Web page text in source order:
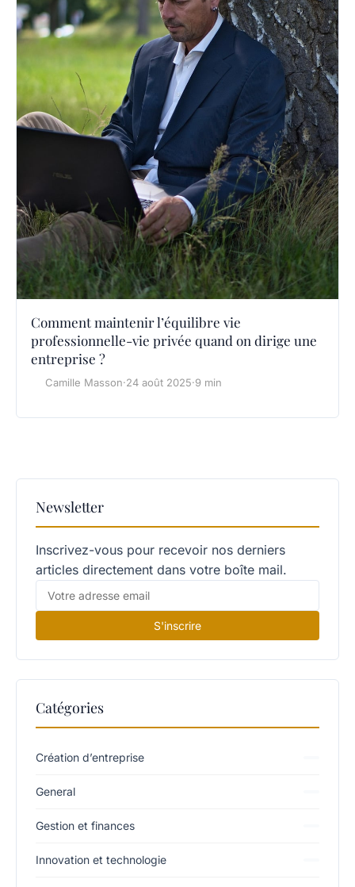
Comment maintenir l’équilibre vie
professionnelle-vie privée quand on dirige une
entreprise ?
Camille Masson·24 août 2025·9 min
Newsletter
Inscrivez-vous pour recevoir nos derniers
articles directement dans votre boîte mail.
S'inscrire
Catégories
Création d’entreprise
General
Gestion et finances
Innovation et technologie